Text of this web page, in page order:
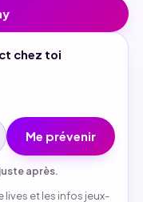
chez toi
Me prévenir
après.
et les infos jeux-